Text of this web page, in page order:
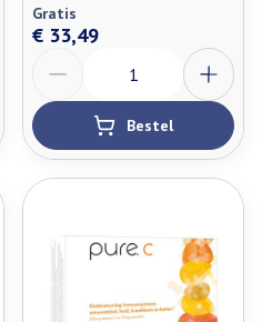
Gratis
€ 33,49
Bestel